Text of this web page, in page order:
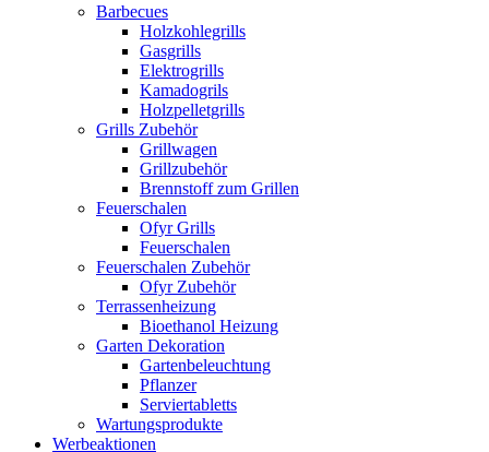
Barbecues
Holzkohlegrills
Gasgrills
Elektrogrills
Kamadogrils
Holzpelletgrills
Grills Zubehör
Grillwagen
Grillzubehör
Brennstoff zum Grillen
Feuerschalen
Ofyr Grills
Feuerschalen
Feuerschalen Zubehör
Ofyr Zubehör
Terrassenheizung
Bioethanol Heizung
Garten Dekoration
Gartenbeleuchtung
Pflanzer
Serviertabletts
Wartungsprodukte
Werbeaktionen